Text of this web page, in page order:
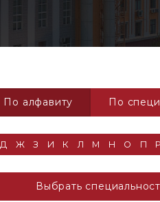
По алфавиту По
Д Ж З И К Л М Н О П Р
Выбрать